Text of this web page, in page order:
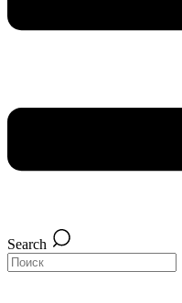
Search